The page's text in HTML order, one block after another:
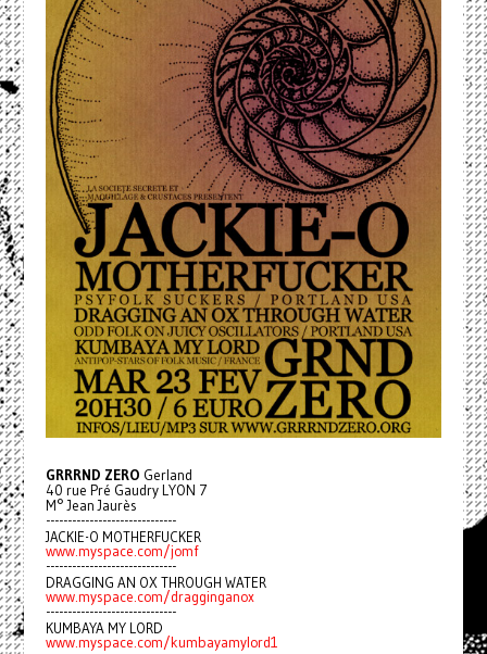
GRRRND ZERO Gerland
40 rue Pré Gaudry LYON 7
M° Jean Jaurès
------------------------------
JACKIE-O MOTHERFUCKER
www.myspace.com/jomf
------------------------------
DRAGGING AN OX THROUGH WATER
www.myspace.com/dragginganox
------------------------------
KUMBAYA MY LORD
www.myspace.com/kumbayamylord1